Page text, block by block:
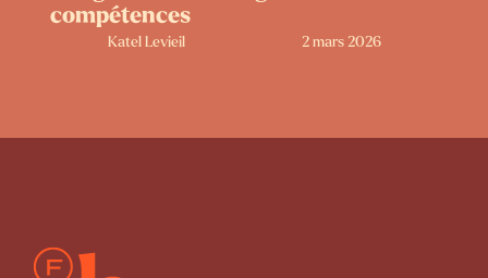
compétences
Katel Levieil 2 mars 2026